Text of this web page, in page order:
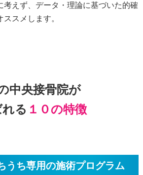
考えず、データ・理論に基づいた的確
スメします。
中央接骨院が
る １０の特徴
うち専用の施術プログラム